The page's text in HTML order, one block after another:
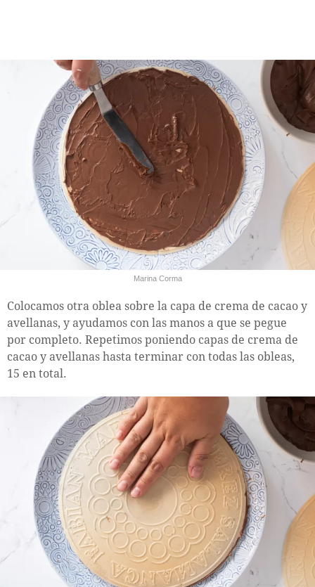
Marina Corma
Colocamos otra oblea sobre la capa de crema de cacao y
avellanas, y ayudamos con las manos a que se pegue
por completo. Repetimos poniendo capas de crema de
cacao y avellanas hasta terminar con todas las obleas,
15 en total.